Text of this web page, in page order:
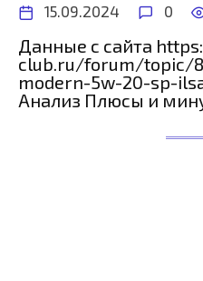
15.09.2024 0
Данные с сайта
club.ru/forum/topic/
modern-5w-20-sp-
Анализ Плюсы и